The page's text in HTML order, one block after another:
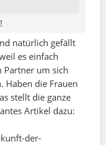
natürlich gefällt
es einfach
um sich
die Frauen
stellt die ganze
Artikel dazu:
der-